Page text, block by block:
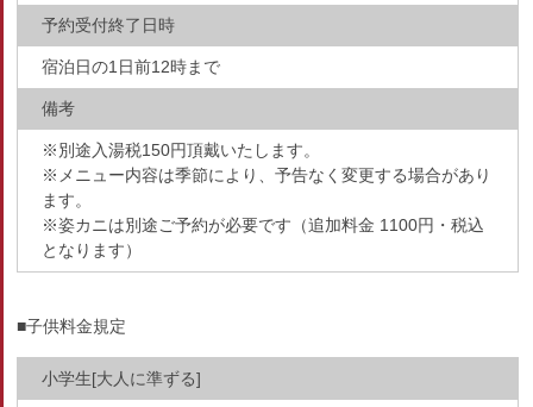
予約受付終了日時
宿泊日の1日前12時まで
備考
※別途入湯税150円頂戴いたします。
※メニュー内容は季節により、予告なく変更する場合があり
ます。
※姿カニは別途ご予約が必要です（追加料金 1100円・税込
となります）
■子供料金規定
小学生[大人に準ずる]